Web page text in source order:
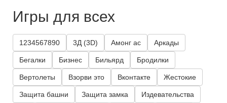
Игры для всех
1234567890 3Д (3D) Амонг ас Аркады
Бегалки Бизнес Бильярд Бродилки
Вертолеты Взорви это Вконтакте Жестокие
Защита башни Защита замка Издевательства